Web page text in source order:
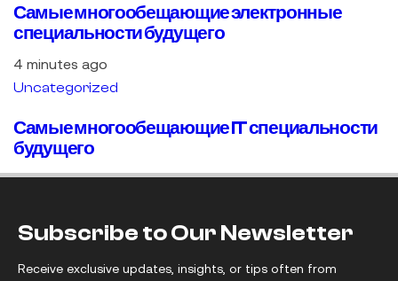
Самые многообещающие электронные
специальности будущего
4 minutes ago
Uncategorized
Самые многообещающие IT специальности
будущего
Subscribe to Our Newsletter
Receive exclusive updates, insights, or tips often from